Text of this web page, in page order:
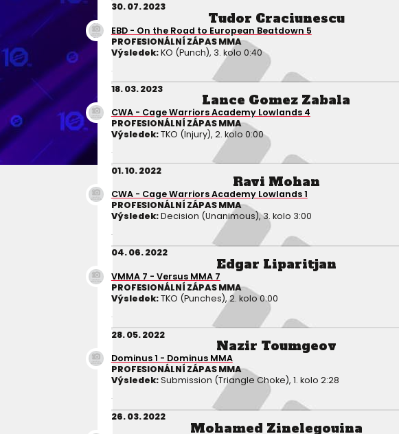
30. 07. 2023
Tudor Craciunescu
EBD - On the Road to European Beatdown 5
PROFESIONÁLNÍ ZÁPAS MMA
Výsledek:KO (Punch), 3. kolo 0:40
18. 03. 2023
Lance Gomez Zabala
CWA - Cage Warriors Academy Lowlands 4
PROFESIONÁLNÍ ZÁPAS MMA
Výsledek:TKO (Injury), 2. kolo 0:00
01. 10. 2022
Ravi Mohan
CWA - Cage Warriors Academy Lowlands 1
PROFESIONÁLNÍ ZÁPAS MMA
Výsledek:Decision (Unanimous), 3. kolo 3:00
04. 06. 2022
Edgar Liparitjan
VMMA 7 - Versus MMA 7
PROFESIONÁLNÍ ZÁPAS MMA
Výsledek:TKO (Punches), 2. kolo 0:00
28. 05. 2022
Nazir Toumgeov
Dominus 1 - Dominus MMA
PROFESIONÁLNÍ ZÁPAS MMA
Výsledek:Submission (Triangle Choke), 1. kolo 2:28
26. 03. 2022
Mohamed Zinelegouina